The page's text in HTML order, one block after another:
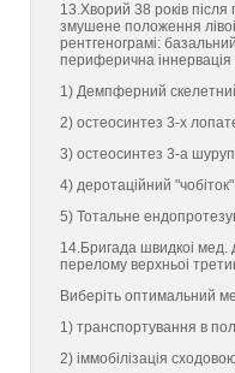
13.Хворий 38 рокiв пiсля
змушене положення
рентгенограмi:
периферична iннервацiя
1) Демпферний
2) остеосинтез 3-х
3) остеосинтез 3-а
4) деротацiйний "чобiток"
5) Тотальне
14.Бригада швидкоi мед.
перелому верхньоi
Виберiть оптимальний
1) транспортування в
2) iммобiлiзацiя